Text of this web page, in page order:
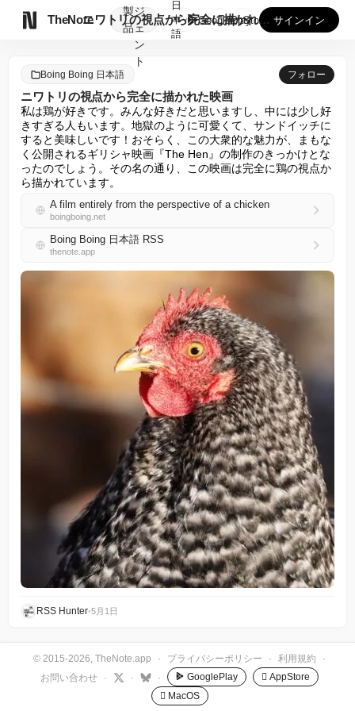
TheNote
製
品
ジ
ェ
ン
ト
ニワトリの視点から完全に描かれた映画
日
本
語
GooglePlay
AppStore サインイン
Boing Boing 日本語 フォロー
ニワトリの視点から完全に描かれた映画
私は鶏が好きです。みんな好きだと思いますし、中には少し好
きすぎる人もいます。地獄のように可愛くて、サンドイッチに
すると美味しいです！おそらく、この大衆的な魅力が、まもな
く公開されるギリシャ映画『The Hen』の制作のきっかけとな
ったのでしょう。その名の通り、この映画は完全に鶏の視点か
ら描かれています。
A film entirely from the perspective of a chicken
boingboing.net
Boing Boing 日本語 RSS
thenote.app
RSS Hunter•5月1日
© 2015-2026, TheNote.app · プライバシーポリシー · 利用規約
·
お問い合わせ
· · · GooglePlay
 AppStore
 MacOS